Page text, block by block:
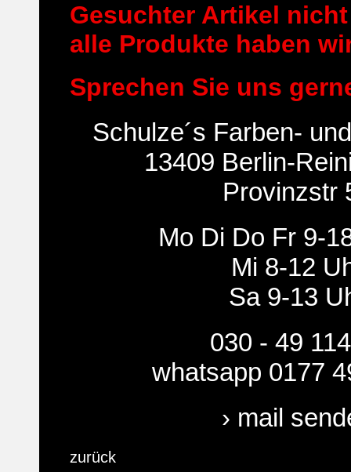
Gesuchter Artikel
alle Produkte haben
Sprechen Sie uns
Schulze´s Farben-
13409 Berlin-
Provinzstr
Mo Di Do Fr 9-
Mi 8-12
Sa 9-13
030 - 49
whatsapp 0177
› mail
zurück